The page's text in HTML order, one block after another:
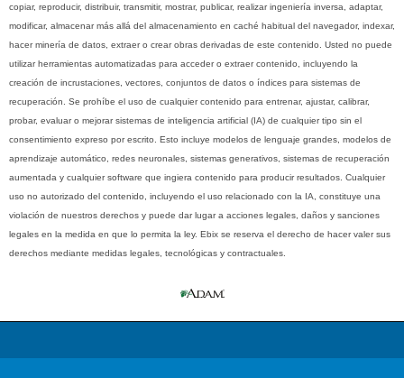
copiar, reproducir, distribuir, transmitir, mostrar, publicar, realizar ingeniería inversa, adaptar,
modificar, almacenar más allá del almacenamiento en caché habitual del navegador, indexar,
hacer minería de datos, extraer o crear obras derivadas de este contenido. Usted no puede
utilizar herramientas automatizadas para acceder o extraer contenido, incluyendo la
creación de incrustaciones, vectores, conjuntos de datos o índices para sistemas de
recuperación. Se prohíbe el uso de cualquier contenido para entrenar, ajustar, calibrar,
probar, evaluar o mejorar sistemas de inteligencia artificial (IA) de cualquier tipo sin el
consentimiento expreso por escrito. Esto incluye modelos de lenguaje grandes, modelos de
aprendizaje automático, redes neuronales, sistemas generativos, sistemas de recuperación
aumentada y cualquier software que ingiera contenido para producir resultados. Cualquier
uso no autorizado del contenido, incluyendo el uso relacionado con la IA, constituye una
violación de nuestros derechos y puede dar lugar a acciones legales, daños y sanciones
legales en la medida en que lo permita la ley. Ebix se reserva el derecho de hacer valer sus
derechos mediante medidas legales, tecnológicas y contractuales.